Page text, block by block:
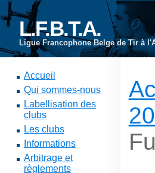
L.F.B.T.A.
Ligue Francophone Belge de Tir à
Accueil
Qui sommes-nous
Labellisation des
clubs
Les clubs
Informations
Arbitrage et
règlements